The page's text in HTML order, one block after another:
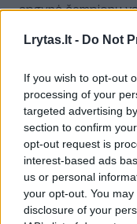
Lrytas.lt - Do Not
If you wish to opt-out
processing of your
targeted advertising
section to confirm
opt-out request is
interest-based ads
us or personal
your opt-out. You
disclosure of your
apgynė čempionų
Žinios | Lietuvos diena
Vaizdai iš tragiškos